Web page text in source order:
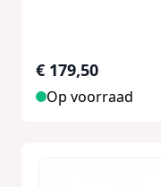
€ 179,50
Op voorraad